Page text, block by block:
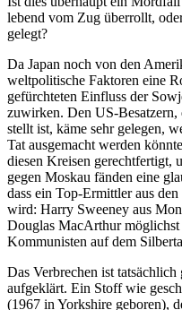
lebend vom Zug überrollt,
gelegt?
Da Japan noch von den
weltpoliti­sche Faktoren eine
gefürch­teten Einfluss der
zuwirken. Den US-
stellt ist, käme sehr gelegen,
Tat ausge­macht werden
diesen Kreisen gerecht­fertigt,
gegen Moskau fänden eine
dass ein Top-Ermittler aus
wird: Harry Sweeney aus
Douglas MacArthur
Kommu­nisten auf dem
Das Verbrechen ist
aufge­klärt. Ein Stoff wie
(1967 in Yorkshire geboren),